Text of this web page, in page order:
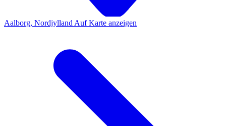
Aalborg, Nordjylland Auf Karte anzeigen